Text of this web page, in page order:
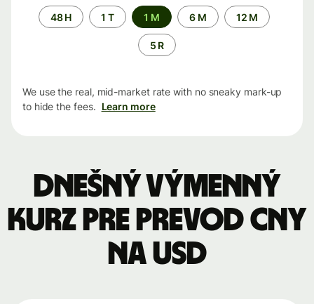
Time
period
48 H 1 T 1 M 6 M 12 M
5 R
We use the real, mid-market rate with no sneaky mark-up
to hide the fees. Learn more
Dnešný výmenný
kurz pre prevod CNY
na USD